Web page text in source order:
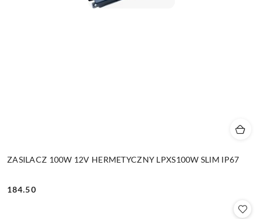
ZASILACZ 100W 12V HERMETYCZNY LPXS100W SLIM IP67
Cena:
184.50